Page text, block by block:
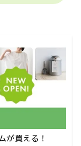
が買える！